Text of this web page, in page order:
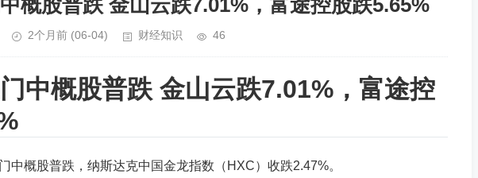
概股普跌 金山云跌7.01%，富途控股跌5.65%
2个月前 (06-04) 财经知识 46
中概股普跌 金山云跌7.01%，富途控
概股普跌，纳斯达克中国金龙指数（HXC）收跌2.47%。